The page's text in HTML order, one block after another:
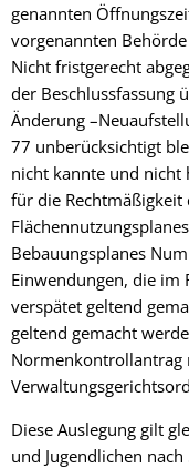
genannten
vorgenannten
Nicht fristgerecht
der Beschlussfassung
Änderung
77 unberücksichtigt
nicht kannte und nicht
für die Rechtmäßigkeit
Bebauungsplanes
Einwendungen, die im
verspätet geltend
geltend gemacht
Normenkontrollantrag
Diese Auslegung gilt
und Jugendlichen